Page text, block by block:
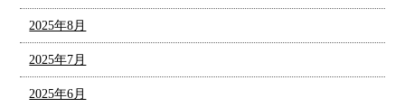
2025年8月
2025年7月
2025年6月